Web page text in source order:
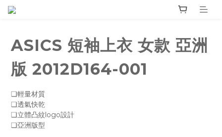
ASICS 短袖上衣 女款 亞洲
版 2012D164-001
❏輕量材質
❏透氣快乾
❏立體凸紋logo設計
❏亞洲版型